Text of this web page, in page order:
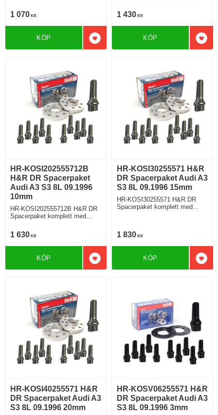
1 070 KR
Lägg till i favoriter
KÖP
8L 09.1996 Tjocklek spacer
8mm
1 430 KR
KÖP
HR-KOSI202555712B
H&R DR Spacerpaket
Audi A3 S3 8L 09.1996
10mm
HR-KOSI202555712B H&R DR
Spacerpaket komplett med
8L 09.1996 Tjocklek spacer
10mm
1 630 KR
Lägg till i favoriter
KÖP
HR-KOSI30255571 H&R
DR Spacerpaket Audi A3
S3 8L 09.1996 15mm
HR-KOSI30255571 H&R DR
Spacerpaket komplett med
1 830 KR
KÖP
HR-KOSI40255571 H&R
DR Spacerpaket Audi A3
S3 8L 09.1996 20mm
HR-KOSV06255571 H&R
DR Spacerpaket Audi A3
S3 8L 09.1996 3mm